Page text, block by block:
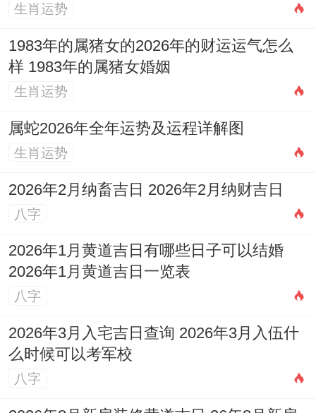
情维护的关键在于「质量」而非「数量」，
一次深谈远胜于终日无言的相对。
四、健康家宅：火旺克金身疲惫，太岁方位
宜静安
健康方面流年丙午烈火持续克耗申金。需重
点关照呼吸为你（肺，支气管）、骨骼牙齿
及皮肤健康，火炎土燥的年份，也易引发心
脑血管问题，炎症、上火，失眠等症，是...
造成的「驿马」星动，常出差或自驾者需格
外注意交通安全，防范四肢意外损伤。
全年应建立规律作息。避免熬夜透支，可多
进行游泳、瑜伽等舒缓运动以平衡过旺的火
气，饮食上宜清淡润肺，少食辛辣燥热之
物，这不仅是养生之需，更是顺应天时、平
生肖运势
1983年的属猪女的2026年的财运运气怎么
样 1983年的属猪女婚姻
生肖运势
属蛇2026年全年运势及运程详解图
生肖运势
2026年2月纳畜吉日 2026年2月纳财吉日
八字
2026年1月黄道吉日有哪些日子可以结婚
2026年1月黄道吉日一览表
八字
2026年3月入宅吉日查询 2026年3月入伍什
么时候可以考军校
八字